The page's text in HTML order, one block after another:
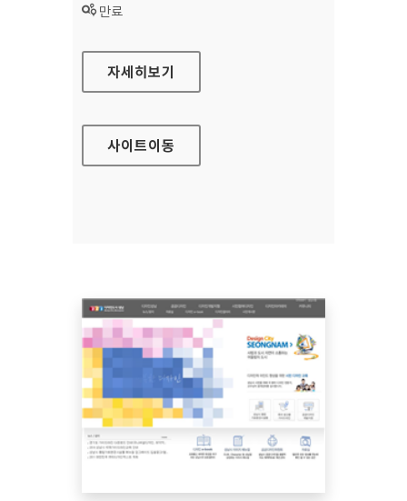
상태 :
만료
김해유아체험교육원 홈페이지
자세히보기
사이트이동